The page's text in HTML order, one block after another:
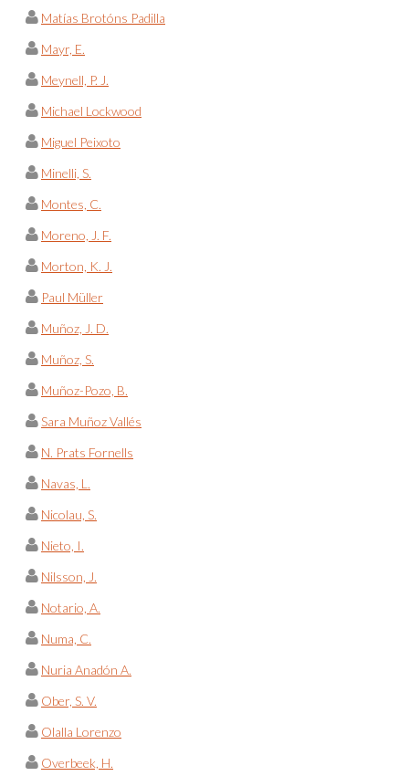
Matías Brotóns Padilla
Mayr, E.
Meynell, P. J.
Michael Lockwood
Miguel Peixoto
Minelli, S.
Montes, C.
Moreno, J. F.
Morton, K. J.
Paul Müller
Muñoz, J. D.
Muñoz, S.
Muñoz-Pozo, B.
Sara Muñoz Vallés
N. Prats Fornells
Navas, L.
Nicolau, S.
Nieto, I.
Nilsson, J.
Notario, A.
Numa, C.
Nuria Anadón A.
Ober, S. V.
Olalla Lorenzo
Overbeek, H.